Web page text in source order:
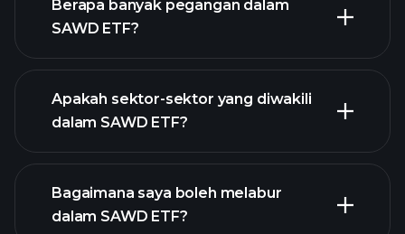
holdings
holdings
Berapa banyak pegangan dalam
SAWD ETF?
Apakah sektor-sektor yang diwakili
dalam SAWD ETF?
Bagaimana saya boleh melabur
dalam SAWD ETF?